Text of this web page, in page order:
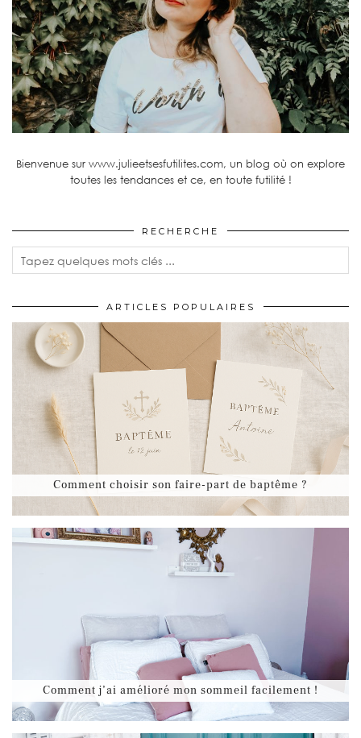
Bienvenue sur www.julieetsesfutilites.com, un blog où on explore
toutes les tendances et ce, en toute futilité !
RECHERCHE
ARTICLES POPULAIRES
Comment choisir son faire-part de baptême ?
Comment j’ai amélioré mon sommeil facilement !